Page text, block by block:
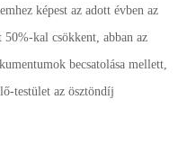
képest az adott évben az
kal csökkent, abban az
becsatolása mellett,
testület az ösztöndíj